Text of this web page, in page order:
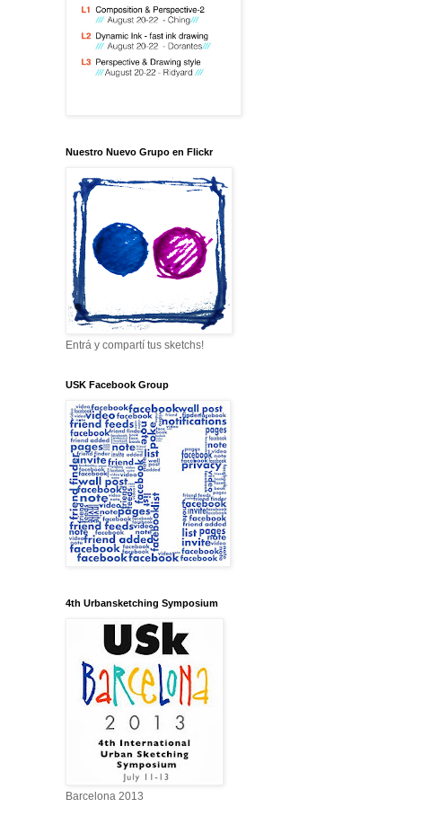
Nuestro Nuevo Grupo en Flickr
Entrá y compartí tus sketchs!
USK Facebook Group
4th Urbansketching Symposium
Barcelona 2013